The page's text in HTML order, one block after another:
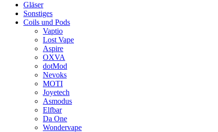
Gläser
Sonstiges
Coils und Pods
Vaptio
Lost Vape
Aspire
OXVA
dotMod
Nevoks
MOTI
Joyetech
Asmodus
Elfbar
Da One
Wondervape